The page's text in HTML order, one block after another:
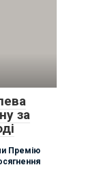
за
Премію